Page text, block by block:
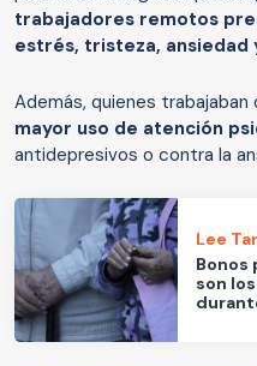
trabajadores remotos
estrés, tristeza, ansiedad
Además, quienes
mayor uso de atención
antidepresivos o contra la
Lee
Bonos
son